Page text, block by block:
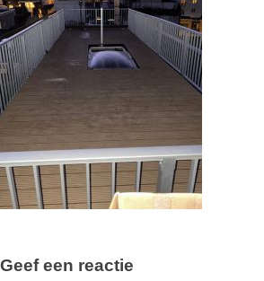
Geef een reactie